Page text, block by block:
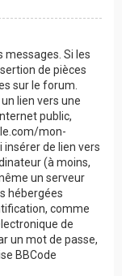
messages. Si les
de pièces
sur le forum.
lien vers une
public,
mon-
de lien vers
(à moins,
un serveur
hébergées
comme
de
un mot de passe,
BBCode